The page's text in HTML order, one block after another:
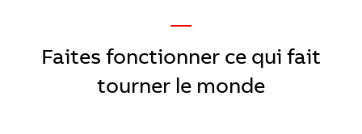
—
Faites fonctionner ce qui fait
tourner le monde